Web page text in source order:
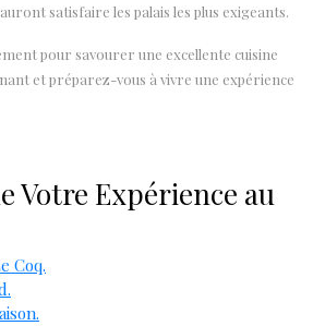
satisfaire les palais les plus exigeants.
pour savourer une excellente cuisine
et préparez-vous à vivre une expérience
Votre Expérience au
Coq.